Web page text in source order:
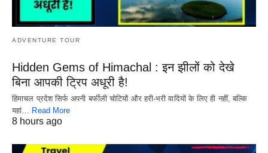
ADVENTURE TOUR
Hidden Gems of Himachal : इन झीलों को देखे
बिना आपकी ट्रिप अधूरी है!
हिमाचल प्रदेश सिर्फ अपनी बर्फीली चोटियों और हरी-भरी वादियों के लिए ही नहीं, बल्कि
यहां… Read More
8 hours ago